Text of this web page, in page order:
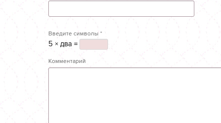
Введите символы *
5 × два =
Комментарий